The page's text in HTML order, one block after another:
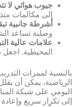
جيوب هوائي لا
إلى مكالمات
أشرطة جانبية
وصلبة تساعد
علامات عالية
المحيطية. اجعل
بالنسبة لممرات
الرياضية، يمكن أن
اليومي على شبكة
إلى تكرار سريع